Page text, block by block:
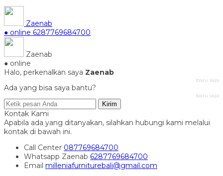
Zaenab
● online 6287769684700
Zaenab
● online
Halo, perkenalkan saya Zaenab
baru saja
Ada yang bisa saya bantu?
baru saja
Kirim
Kontak Kami
Apabila ada yang ditanyakan, silahkan hubungi kami melalui
kontak di bawah ini.
Call Center 087769684700
Whatsapp Zaenab 6287769684700
Email milleniafurniturebali@gmail.com